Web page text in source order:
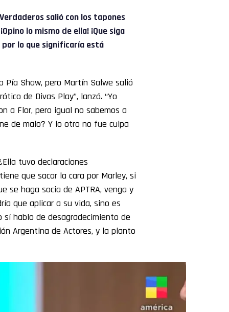
salió con los tapones
lo mismo de ella! ¡Que siga
por lo que significaría está
Pía Shaw, pero Martín Salwe salió
de Divas Play”, lanzó. “Yo
a Flor, pero igual no sabemos a
de malo? Y lo otro no fue culpa
tuvo declaraciones
que sacar la cara por Marley, si
se haga socia de APTRA, venga y
que aplicar a su vida, sino es
hablo de desagradecimiento de
Argentina de Actores, y la planto